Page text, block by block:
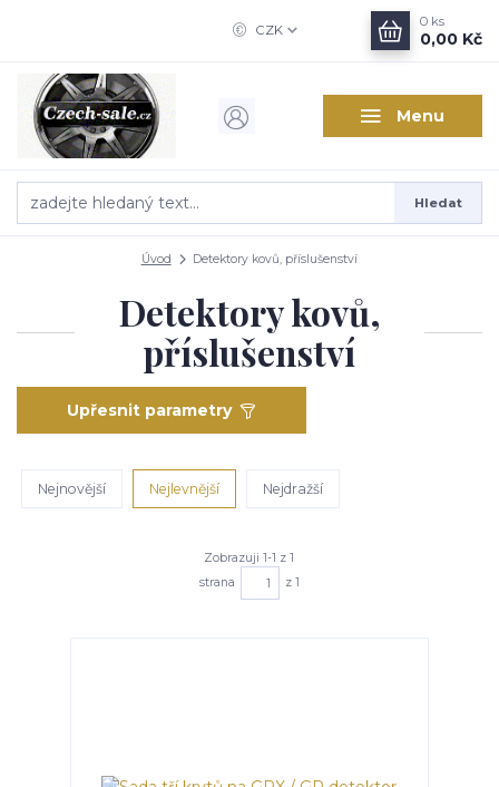
Menu
CZK
Hledat
0 ks
0,00 Kč
Úvod Detektory kovů, příslušenství
Detektory kovů,
příslušenství
Upřesnit parametry
Nejnovější Nejlevnější Nejdražší
Zobrazuji 1-1 z 1
strana
z 1